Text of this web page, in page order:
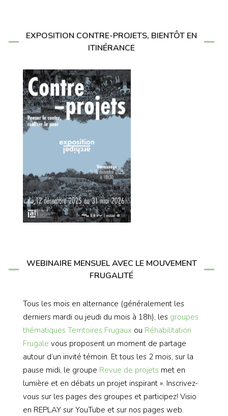
EXPOSITION CONTRE-PROJETS, BIENTÔT EN
ITINÉRANCE
WEBINAIRE MENSUEL AVEC LE MOUVEMENT
FRUGALITÉ
Tous les mois en alternance (généralement les
derniers mardi ou jeudi du mois à 18h), les groupes
thématiques Territoires Frugaux ou Réhabilitation
Frugale vous proposent un moment de partage
autour d’un invité témoin. Et tous les 2 mois, sur la
pause midi, le groupe Revue de projets met en
lumière et en débats un projet inspirant ». Inscrivez-
vous sur les pages des groupes et participez! Visio
en REPLAY sur YouTube et sur nos pages web.